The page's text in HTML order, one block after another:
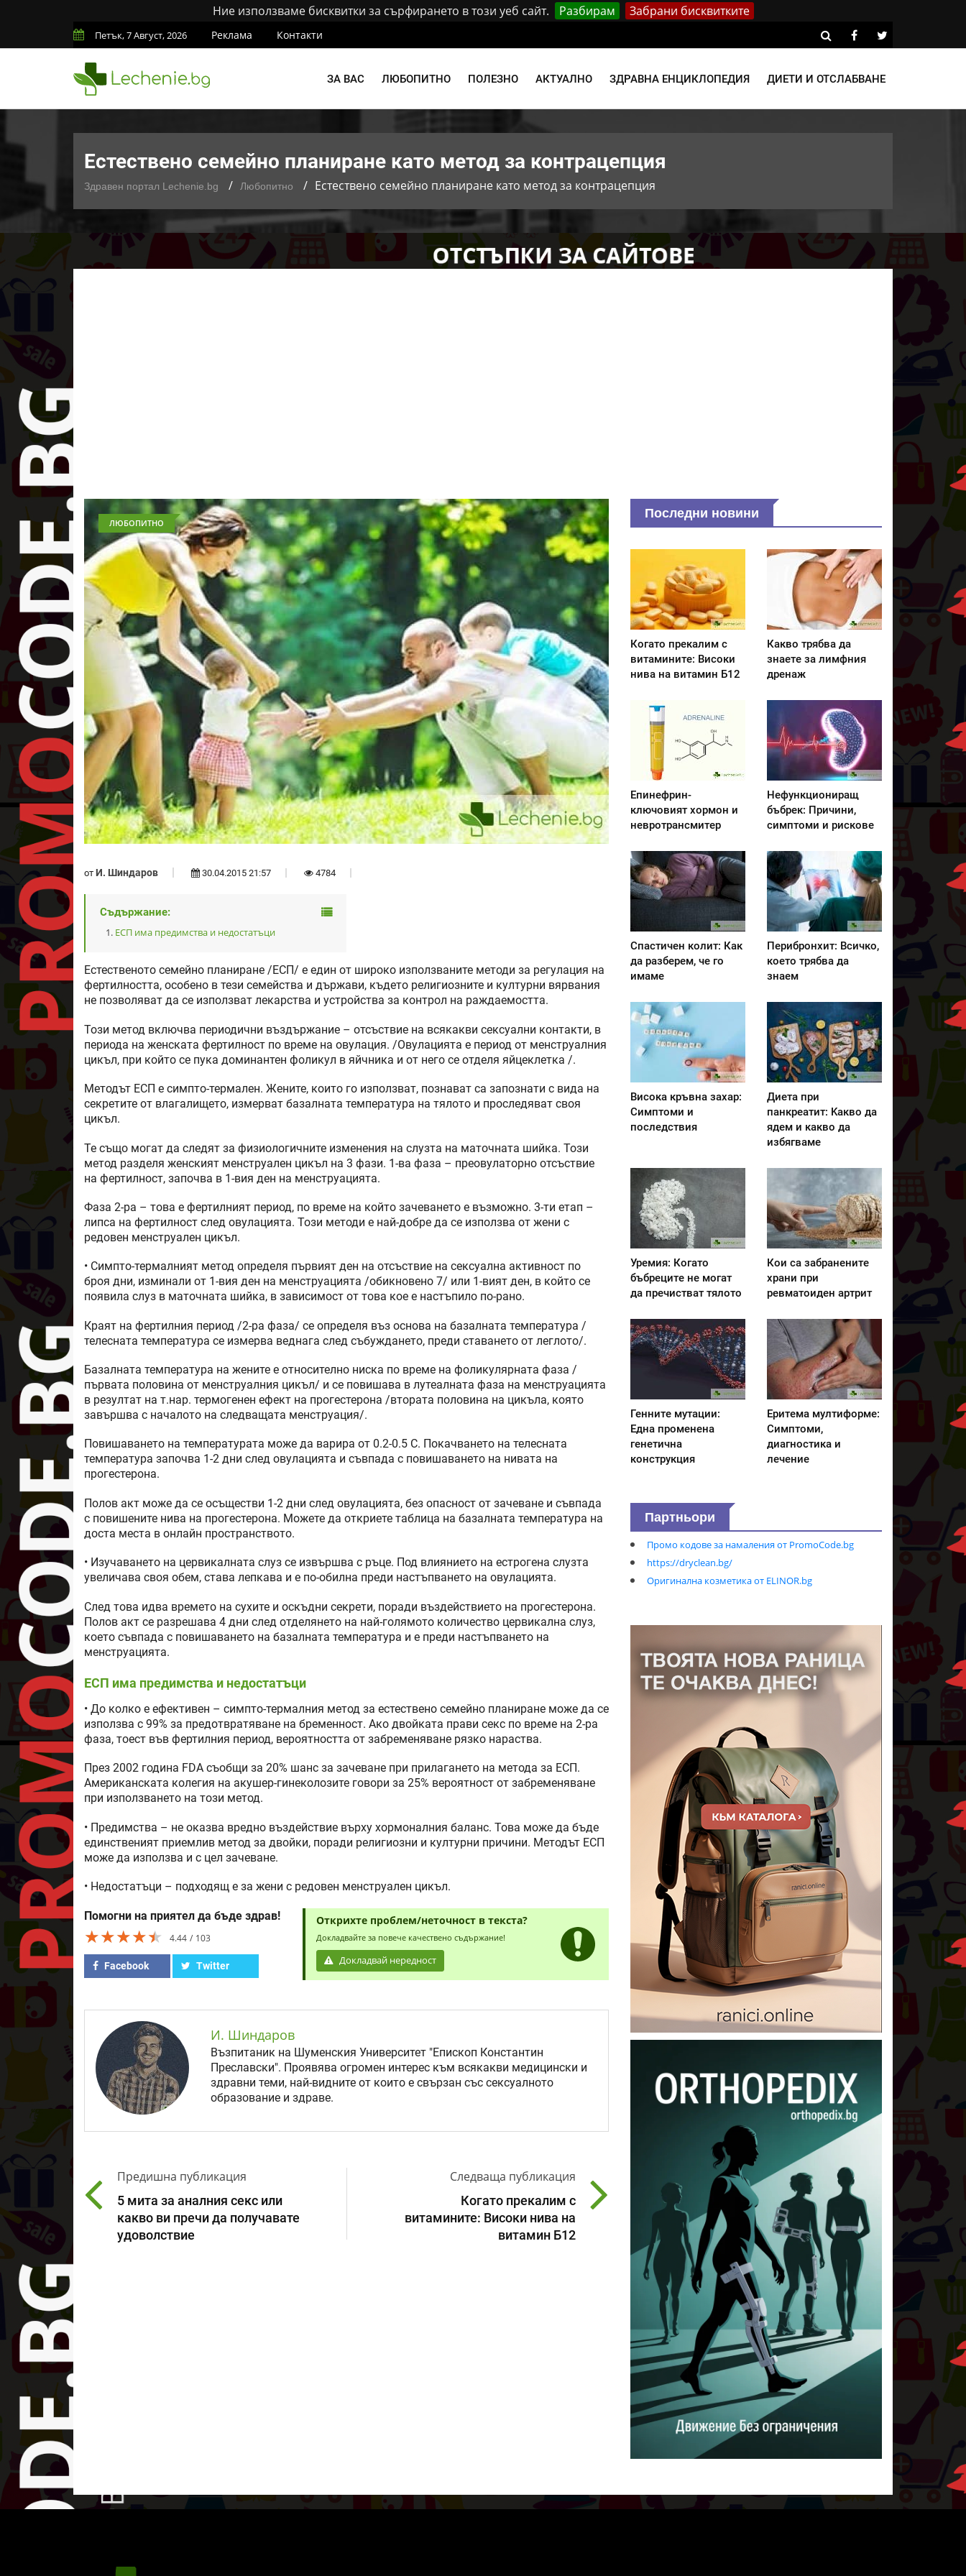
Ние използваме бисквитки за сърфирането в този уеб сайт. Разбирам Забрани бисквитките
Петък, 7 Август, 2026 Реклама Контакти
ЗА ВАС ЛЮБОПИТНО ПОЛЕЗНО АКТУАЛНО ЗДРАВНА ЕНЦИКЛОПЕДИЯ ДИЕТИ И ОТСЛАБВАНЕ
Естествено семейно планиране като метод за контрацепция
Здравен портал Lechenie.bg Любопитно Естествено семейно планиране като метод за контрацепция
ЛЮБОПИТНО
от И. Шиндаров 30.04.2015 21:57 4784
Съдържание:
ЕСП има предимства и недостатъци
Естественото семейно планиране /ЕСП/ е един от широко използваните методи за регулация на
фертилността, особено в тези семейства и държави, където религиозните и културни вярвания
не позволяват да се използват лекарства и устройства за контрол на раждаемостта.
Този метод включва периодични въздържание – отсъствие на всякакви сексуални контакти, в
периода на женската фертилност по време на овулация. /Овулацията е период от менструалния
цикъл, при който се пука доминантен фоликул в яйчника и от него се отделя яйцеклетка /.
Методът ЕСП е симпто-термален. Жените, които го използват, познават са запознати с вида на
секретите от влагалището, измерват базалната температура на тялото и проследяват своя
цикъл.
Те също могат да следят за физиологичните изменения на слузта на маточната шийка. Този
метод разделя женският менструален цикъл на 3 фази. 1-ва фаза – преовулаторно отсъствие
на фертилност, започва в 1-вия ден на менструацията.
Фаза 2-ра – това е фертилният период, по време на който зачеването е възможно. 3-ти етап –
липса на фертилност след овулацията. Този методи е най-добре да се използва от жени с
редовен менструален цикъл.
• Симпто-термалният метод определя първият ден на отсъствие на сексуална активност по
броя дни, изминали от 1-вия ден на менструацията /обикновено 7/ или 1-вият ден, в който се
появила слуз в маточната шийка, в зависимост от това кое е настъпило по-рано.
Краят на фертилния период /2-ра фаза/ се определя въз основа на базалната температура /
телесната температура се измерва веднага след събуждането, преди ставането от леглото/.
Базалната температура на жените е относително ниска по време на фоликулярната фаза /
първата половина от менструалния цикъл/ и се повишава в лутеалната фаза на менструацията
в резултат на т.нар. термогенен ефект на прогестерона /втората половина на цикъла, която
завършва с началото на следващата менструация/.
Повишаването на температурата може да варира от 0.2-0.5 C. Покачването на телесната
температура започва 1-2 дни след овулацията и съвпада с повишаването на нивата на
прогестерона.
Полов акт може да се осъществи 1-2 дни след овулацията, без опасност от зачеване и съвпада
с повишените нива на прогестерона. Можете да откриете таблица на базалната температура на
доста места в онлайн пространството.
• Изучаването на цервикалната слуз се извършва с ръце. Под влиянието на естрогена слузта
увеличава своя обем, става лепкава и е по-обилна преди настъпването на овулацията.
След това идва времето на сухите и оскъдни секрети, поради въздействието на прогестерона.
Полов акт се разрешава 4 дни след отделянето на най-голямото количество цервикална слуз,
което съвпада с повишаването на базалната температура и е преди настъпването на
менструацията.
ЕСП има предимства и недостатъци
• До колко е ефективен – симпто-термалния метод за естествено семейно планиране може да се
използва с 99% за предотвратяване на бременност. Ако двойката прави секс по време на 2-ра
фаза, тоест във фертилния период, вероятността от забременяване рязко нараства.
През 2002 година FDA съобщи за 20% шанс за зачеване при прилагането на метода за ЕСП.
Американската колегия на акушер-гинеколозите говори за 25% вероятност от забременяване
при използването на този метод.
• Предимства – не оказва вредно въздействие върху хормоналния баланс. Това може да бъде
единственият приемлив метод за двойки, поради религиозни и културни причини. Методът ЕСП
може да използва и с цел зачеване.
• Недостатъци – подходящ е за жени с редовен менструален цикъл.
Помогни на приятел да бъде здрав!
★★★★★
★★★★★
★★★★★ 4.44 103
Facebook Twitter
Открихте проблем/неточност в текста?
Докладвайте за повече качествено съдържание!
Докладвай нередност
И. Шиндаров
Възпитаник на Шуменския Университет "Епископ Константин
Преславски". Проявява огромен интерес към всякакви медицински и
здравни теми, най-видните от които е свързан със сексуалното
образование и здраве.
Предишна публикация
5 мита за аналния секс или
какво ви пречи да получавате
удоволствие
Следваща публикация
Когато прекалим с
витамините: Високи нива на
витамин Б12
Последни новини
Когато прекалим с
витамините: Високи
нива на витамин Б12
Какво трябва да
знаете за лимфния
дренаж
Епинефрин-
ключовият хормон и
невротрансмитер
Нефункциониращ
бъбрек: Причини,
симптоми и рискове
Спастичен колит: Как
да разберем, че го
имаме
Перибронхит: Всичко,
което трябва да
знаем
Висока кръвна захар:
Симптоми и
последствия
Диета при
панкреатит: Kакво да
ядем и какво да
избягваме
Уремия: Когато
бъбреците не могат
да пречистват тялото
Кои са забранените
храни при
ревматоиден артрит
Генните мутации:
Една променена
генетична
конструкция
Еритема мултиформе:
Симптоми,
диагностика и
лечение
Партньори
Промо кодове за намаления от PromoCode.bg
https://dryclean.bg/
Оригинална козметика от ELINOR.bg